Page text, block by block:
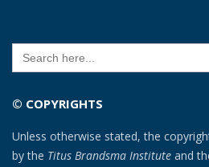
Search
for:
© COPYRIGHTS
Unless otherwise stated, the
by the Titus Brandsma Institute and